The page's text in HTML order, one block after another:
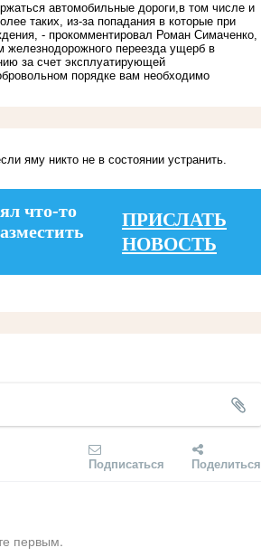
автомобильные дороги,в том числе и
таких, из-за попадания в которые при
- прокомментировал Роман Симаченко,
переезда ущерб в
за счет эксплуатирующей
порядке вам необходимо
яму никто не в состоянии устранить.
что-то
ПРИСЛАТЬ
НОВОСТЬ
Подписаться Поделиться
первым.